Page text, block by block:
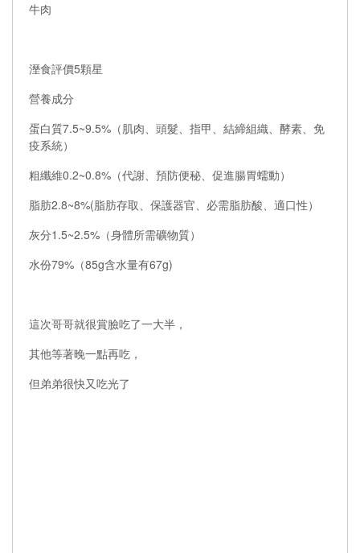
牛肉
溼食評價5顆星
營養成分
蛋白質7.5~9.5%（肌肉、頭髮、指甲、結締組織、酵素、免
疫系統）
粗纖維0.2~0.8%（代謝、預防便秘、促進腸胃蠕動）
脂肪2.8~8%(脂肪存取、保護器官、必需脂肪酸、適口性）
灰分1.5~2.5%（身體所需礦物質）
水份79%（85g含水量有67g)
這次哥哥就很賞臉吃了一大半，
其他等著晚一點再吃，
但弟弟很快又吃光了